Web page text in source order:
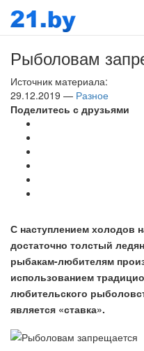
Рыболовам
Источник материала:
29.12.2019 — Разное
Поделитесь с друзьями
С наступлением холодов
достаточно толстый
рыбакам-любителям
использованием
любительского
является «ставка».